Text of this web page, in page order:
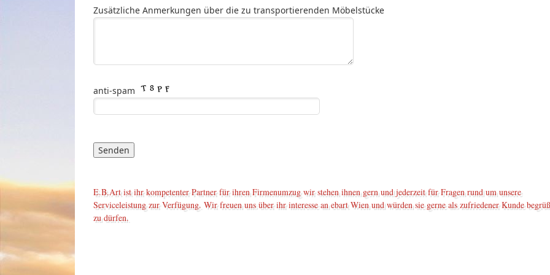
Zusätzliche Anmerkungen über die zu transportierenden Möbelstücke
anti-spam
E.B.Art ist ihr kompetenter Partner für ihren Firmenumzug wir stehen ihnen gern und jederzeit für Fragen rund um unsere
Serviceleistung zur Verfügung. Wir freuen uns über ihr interesse an ebart Wien und würden sie gerne als zufriedener Kunde
zu dürfen.